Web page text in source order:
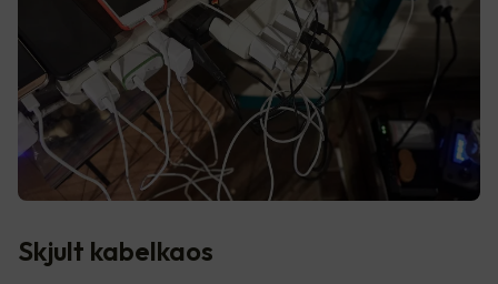
Skjult kabelkaos